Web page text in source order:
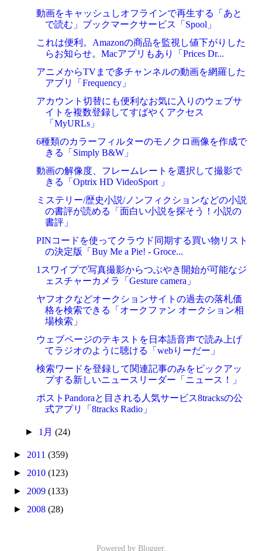
動画をキャッシュしオフラインで再生する「あと
で読む」ブックマークサービス「Spool」
これは便利。Amazonの商品を監視し値下がりした
らお知らせ。Macアプリもあり「Prices Dr...
アニメからTVまで多チャンネルの動画を網羅した
アプリ「Frequency」
アカウント切替にも便利なお気に入りのウェブサ
イトを複数登録してすばやくアクセス
「MyURLs」
6種類のカラーフィルターのモノクロ画像を作成で
きる「Simply B&W」
動画の解像度、フレームレートを選択して撮影で
きる「Optrix HD VideoSport 」
ミステリー/歴史小説/ノンフィクションなどの小説
の書評が読める「面白い小説を探そう！小説の
書評」
PINコードを使ってクラウド同期する買い物リスト
の決定版「Buy Me a Pie! - Groce...
1スワイプで写真撮影からつぶやき開始が可能なジ
ェスチャーカメラ「Gesture camera」
ヤフオクなどオークションサイトの過去の落札価
格を検索できる「オークファン オークション相
場検索」
ウェブページのテキストを日本語音声で読み上げ
てラジオのように聴ける「webりーだー」
検索ワードを登録して関連記事のみをピックアッ
プする新しいニュースリーダー「ニュース！」
ポストPandoraと目される人気サービス8tracksの公
式アプリ「8tracks Radio」
► 1月 (24)
► 2011(359)
► 2010(123)
► 2009(133)
► 2008(28)
Powered by Blogger.